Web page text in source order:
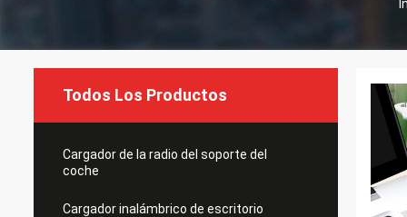
Todos Los Productos
Cargador de la radio del soporte del
coche
Cargador inalámbrico de escritorio